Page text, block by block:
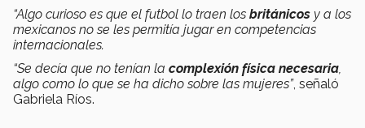
“Algo curioso es que el futbol lo traen los británicos y a los
mexicanos no se les permitía jugar en competencias
internacionales.
“Se decía que no tenían la complexión física necesaria,
algo como lo que se ha dicho sobre las mujeres”, señaló
Gabriela Ríos.